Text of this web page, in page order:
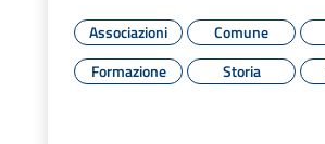
Associazioni Comune
Formazione
Storia